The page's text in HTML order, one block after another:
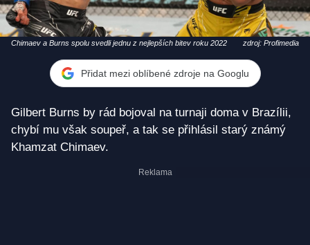
Chimaev a Burns spolu svedli jednu z nejlepších bitev roku 2022 zdroj: Profimedia
Přidat mezi oblíbené zdroje na Googlu
Gilbert Burns by rád bojoval na turnaji doma v Brazílii,
chybí mu však soupeř, a tak se přihlásil starý známý
Khamzat Chimaev.